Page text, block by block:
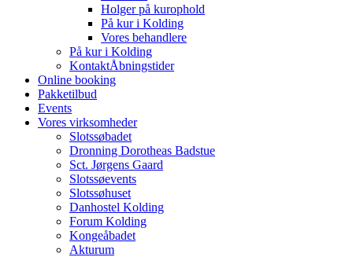
Holger på kurophold
På kur i Kolding
Vores behandlere
På kur i Kolding
KontaktÅbningstider
Online booking
Pakketilbud
Events
Vores virksomheder
Slotssøbadet
Dronning Dorotheas Badstue
Sct. Jørgens Gaard
Slotssøevents
Slotssøhuset
Danhostel Kolding
Forum Kolding
Kongeåbadet
Akturum